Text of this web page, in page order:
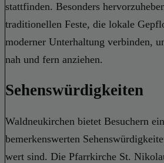
stattfinden. Besonders
traditionellen Feste, die lokale
moderner Unterhaltung verbinden,
nah und fern anziehen.
Sehenswürdigkeiten
Waldneukirchen bietet Besuchern
bemerkenswerten
wert sind. Die Pfarrkirche St.